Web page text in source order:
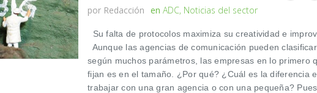
por Redacción en ADC, Noticias del sector
Su falta de protocolos maximiza su creatividad e
Aunque las agencias de comunicación pueden
según muchos parámetros, las empresas en lo primero
fijan es en el tamaño. ¿Por qué? ¿Cuál es la diferencia
trabajar con una gran agencia o con una pequeña?